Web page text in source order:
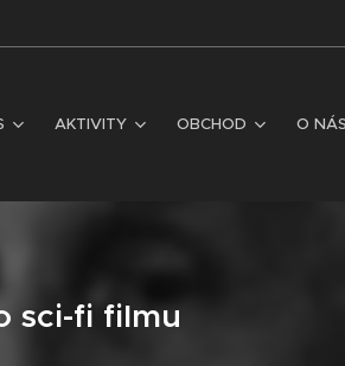
AKTIVITY OBCHOD O NÁS
sci-fi filmu